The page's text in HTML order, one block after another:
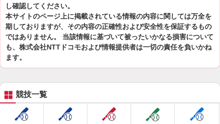
し確認してください。
本サイトのページ上に掲載されている情報の内容に関しては万全を
期しておりますが、その内容の正確性および安全性を保証するもの
ではありません。 当該情報に基づいて被ったいかなる損害について
も、株式会社NTTドコモおよび情報提供者は一切の責任を負いかね
ます。
競技一覧